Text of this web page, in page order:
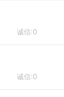
诚信:0
诚信:0